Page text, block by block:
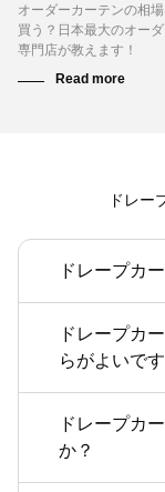
オーダーカーテンの相
買う？日本最大のオー
専門店が教えます！
ドレー
ドレープカ
ドレープカ
らがよいで
ドレープカ
か？